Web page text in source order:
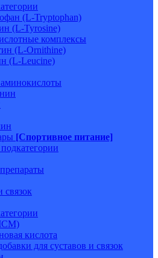
(L-Tryptophan)
(L-Tyrosine)
комплексы
(L-Ornithine)
(L-Leucine)
[Спортивное питание]
связок
кислота
для суставов и связок